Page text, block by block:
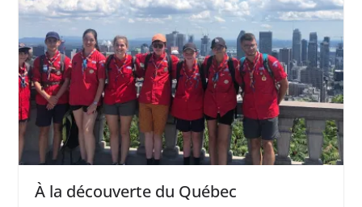
À la découverte du Québec